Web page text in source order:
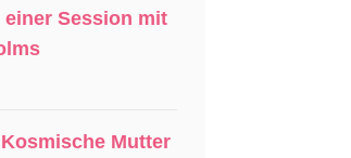
einer Session mit
Mutter